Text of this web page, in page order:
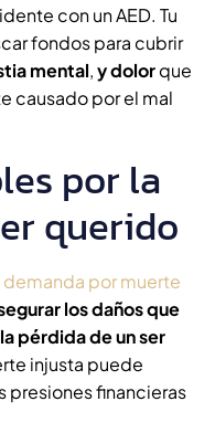
con un AED. Tu
fondos para cubrir
mental,y dolorque
causado por el mal
por la
querido
demanda por muerte
los daños que
pérdida de un ser
injusta puede
presiones financieras